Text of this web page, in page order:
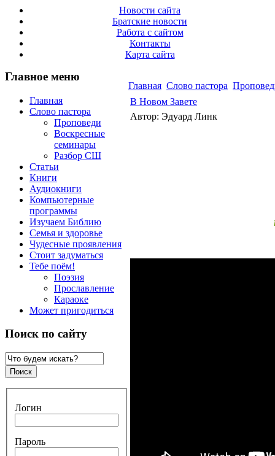
Новости сайта
Братские новости
Работа с сайтом
Контакты
Карта сайта
Главное меню
Главная
Слово пастора
Проповеди
Воскресные
семинары
Разбор СШ
Статьи
Книги
Аудиокниги
Компьютерные
программы
Изучаем Библию
Семья и здоровье
Чудесные проявления
Стоит задуматься
Тебе поём!
Поэзия
Прославление
Караоке
Может пригодиться
Поиск по сайту
Логин
Пароль
Главная Слово пастора
В Новом Завете
Автор: Эдуард Линк